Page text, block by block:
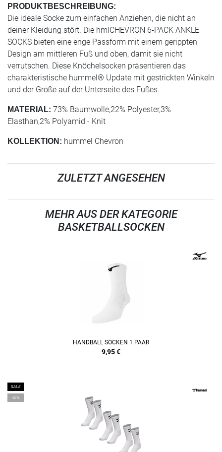
PRODUKTBESCHREIBUNG:
Die ideale Socke zum einfachen Anziehen, die nicht an
deiner Kleidung stört. Die hmlCHEVRON 6-PACK ANKLE
SOCKS bieten eine enge Passform mit einem gerippten
Design am mittleren Fuß und oben, damit sie nicht
verrutschen. Diese Knöchelsocken präsentieren das
charakteristische hummel® Update mit gestrickten Winkeln
und der Größe auf der Unterseite des Fußes.
MATERIAL: 73% Baumwolle,22% Polyester,3%
Elasthan,2% Polyamid - Knit
KOLLEKTION: hummel Chevron
ZULETZT ANGESEHEN
MEHR AUS DER KATEGORIE
BASKETBALLSOCKEN
HANDBALL SOCKEN 1 PAAR
9,95€
SALE
-50%